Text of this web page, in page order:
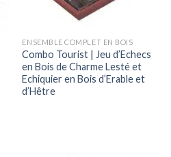
ENSEMBLE COMPLET EN BOIS
Combo Tourist | Jeu d’Echecs
en Bois de Charme Lesté et
Echiquier en Bois d’Erable et
d’Hêtre